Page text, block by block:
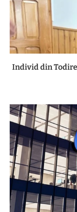
Individ din